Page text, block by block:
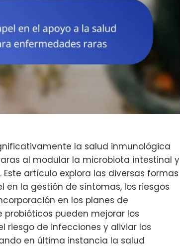
la salud inmunológica
al modular la microbiota intestinal y
artículo explora las diversas formas
en la gestión de síntomas, los riesgos
en los planes de
pueden mejorar los
riesgo de infecciones y aliviar los
en última instancia la salud